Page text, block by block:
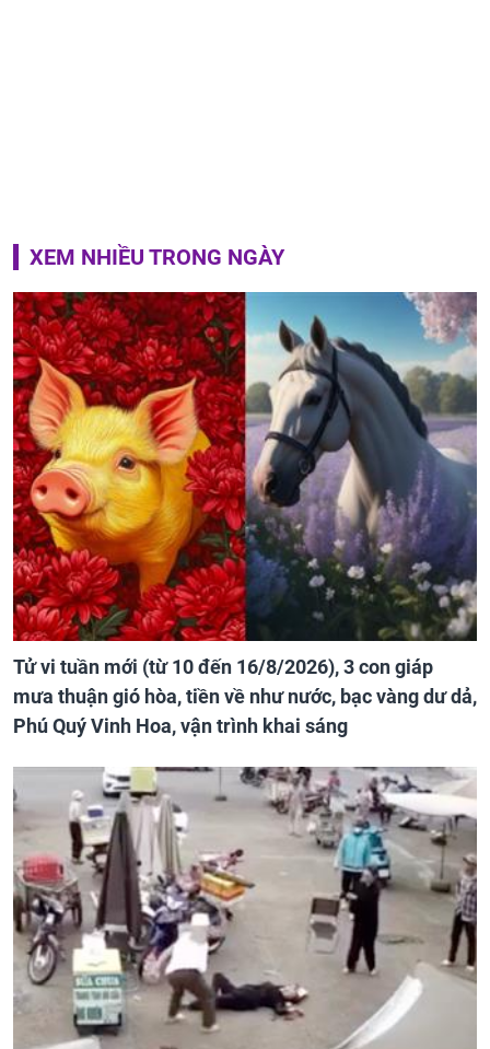
XEM NHIỀU TRONG NGÀY
Tử vi tuần mới (từ 10 đến 16/8/2026), 3 con giáp
mưa thuận gió hòa, tiền về như nước, bạc vàng dư dả,
Phú Quý Vinh Hoa, vận trình khai sáng